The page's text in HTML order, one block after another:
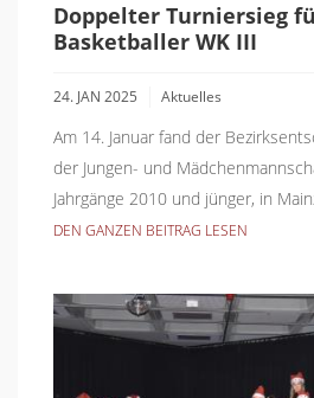
Doppelter Turniersieg
Basketballer WK III
24. JAN 2025 Aktuelles
Am 14. Januar fand der
der Jungen- und
Jahrgänge 2010 und jünger, in
DEN GANZEN BEITRAG LESEN